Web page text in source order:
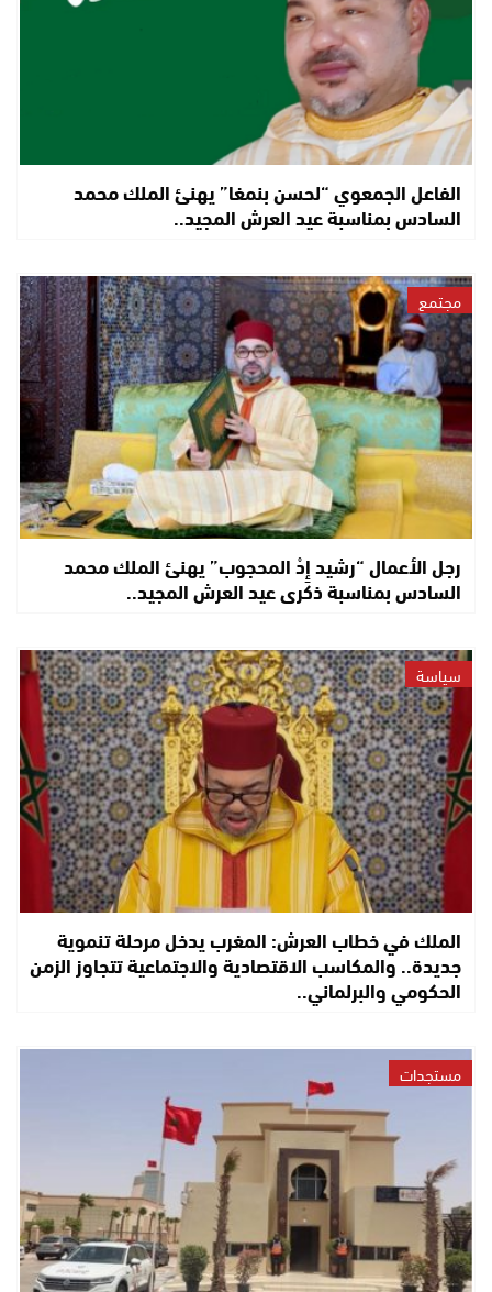
الفاعل الجمعوي “لحسن بنمغا” يهنئ الملك محمد
السادس بمناسبة عيد العرش المجيد..
مجتمع
رجل الأعمال “رشيد إِدْ المحجوب” يهنئ الملك محمد
السادس بمناسبة ذكرى عيد العرش المجيد..
سياسة
الملك في خطاب العرش: المغرب يدخل مرحلة تنموية
جديدة.. والمكاسب الاقتصادية والاجتماعية تتجاوز الزمن
الحكومي والبرلماني..
مستجدات